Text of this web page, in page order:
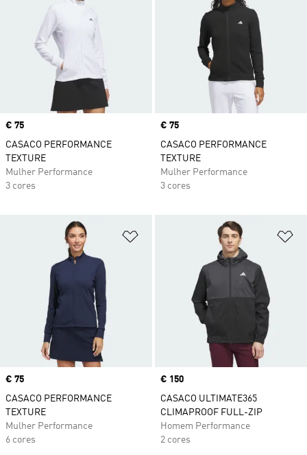
Price
€ 75
CASACO PERFORMANCE
TEXTURE
Mulher Performance
3 cores
Price
€ 75
CASACO PERFORMANCE
TEXTURE
Mulher Performance
3 cores
Adicionar à Lista de Desejos
Price
€ 75
CASACO PERFORMANCE
TEXTURE
Mulher Performance
6 cores
Price
€ 150
CASACO ULTIMATE365
CLIMAPROOF FULL-ZIP
Homem Performance
2 cores